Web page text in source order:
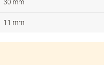
30 mm
11 mm